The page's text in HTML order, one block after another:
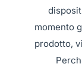
momento
prodotto,